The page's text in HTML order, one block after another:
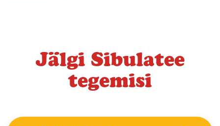
Jälgi Sibulatee
tegemisi